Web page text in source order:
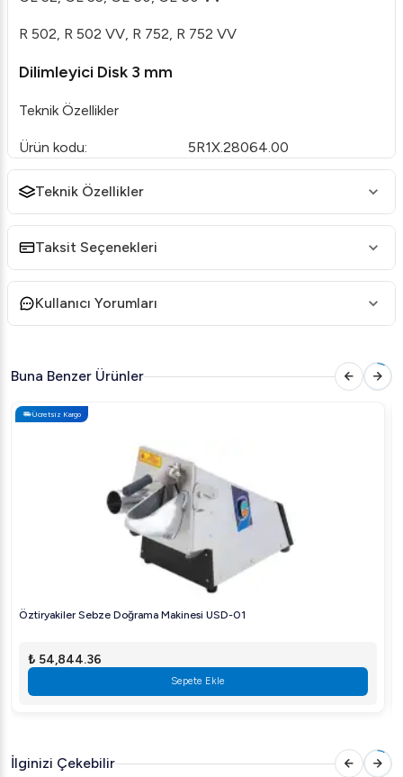
R 502, R 502 VV, R 752, R 752 VV
Dilimleyici Disk 3 mm
Teknik Özellikler
Ürün kodu:
5R1X.28064.00
Marka:
Robot Coupe
Ürün adı:
Robot Coupe Dilimleyici Disk 3
mm
Teknik Özellikler
Taksit Seçenekleri
Kullanıcı Yorumları
Buna Benzer Ürünler
Ücretsiz Kargo
Öztiryakiler Sebze Doğrama Makinesi USD-01
₺ 54,844.36
Sepete Ekle
İlginizi Çekebilir